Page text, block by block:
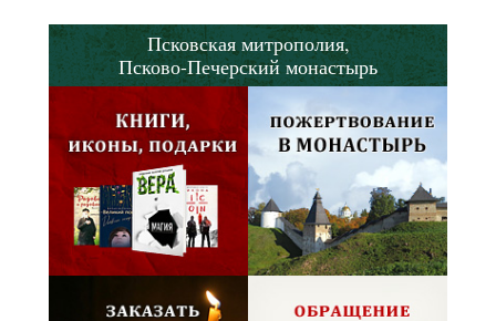
Псковская митрополия,
Псково-Печерский монастырь